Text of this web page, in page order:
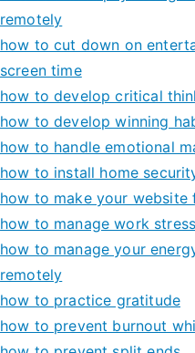
remotely
how to cut down on
screen time
how to develop critical
how to develop winning
how to handle emotional
how to install home
how to make your website
how to manage work stress
how to manage your
remotely
how to practice gratitude
how to prevent burnout